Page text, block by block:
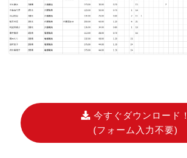
今すぐダウンロード！
(フォーム入力不要)